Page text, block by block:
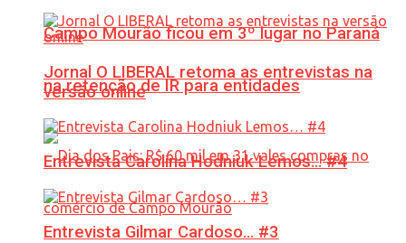
Campo Mourão ficou em 3º lugar no Paraná
na retenção de IR para entidades
Jornal O LIBERAL retoma as entrevistas na
versão online
Entrevista Carolina Hodniuk Lemos… #4
Entrevista Gilmar Cardoso… #3